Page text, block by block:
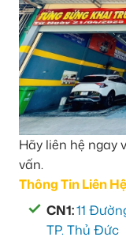
Hãy liên hệ ngay
vấn.
Thông Tin Liên Hệ
CN1:11
TP. Thủ Đức